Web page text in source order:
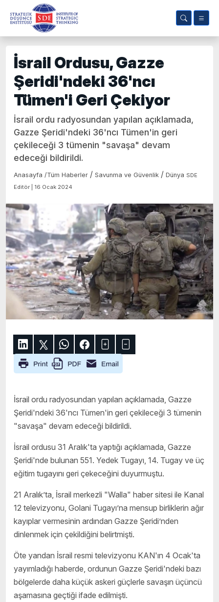
İsrail Ordusu, Gazze
Şeridi'ndeki 36'ncı
Tümen'i Geri Çekiyor
İsrail ordu radyosundan yapılan açıklamada,
Gazze Şeridi'ndeki 36'ncı Tümen'in geri
çekileceği 3 tümenin "savaşa" devam
edeceği bildirildi.
Anasayfa /Tüm Haberler / Savunma ve Güvenlik / Dünya SDE
Editör | 16 Ocak 2024
İsrail ordu radyosundan yapılan açıklamada, Gazze
Şeridi'ndeki 36'ncı Tümen'in geri çekileceği 3 tümenin
"savaşa" devam edeceği bildirildi.
İsrail ordusu 31 Aralık'ta yaptığı açıklamada, Gazze
Şeridi'nde bulunan 551. Yedek Tugayı, 14. Tugay ve üç
eğitim tugayını geri çekeceğini duyurmuştu.
21 Aralık’ta, İsrail merkezli "Walla" haber sitesi ile Kanal
12 televizyonu, Golani Tugayı’na mensup birliklerin ağır
kayıplar vermesinin ardından Gazze Şeridi’nden
dinlenmek için çekildiğini belirtmişti.
Öte yandan İsrail resmi televizyonu KAN'ın 4 Ocak'ta
yayımladığı haberde, ordunun Gazze Şeridi'ndeki bazı
bölgelerde daha küçük askeri güçlerle savaşın üçüncü
aşamasına geçtiği ifade edilmişti.